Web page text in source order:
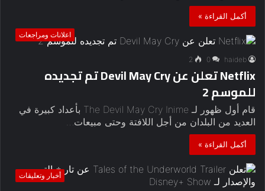
أكمل القراءة »
اعلانات ومراجعات
haideb
0
2
Netflix تعلن عن Devil May Cry تم تجديده
للموسم 2
قام أول ظهور لـ The Devil May Cry Inime بأعداد كبيرة في
العديد من البلدان من أجل اللافتة وحتى مبيعات…
أكمل القراءة »
أخبار وتعليقات